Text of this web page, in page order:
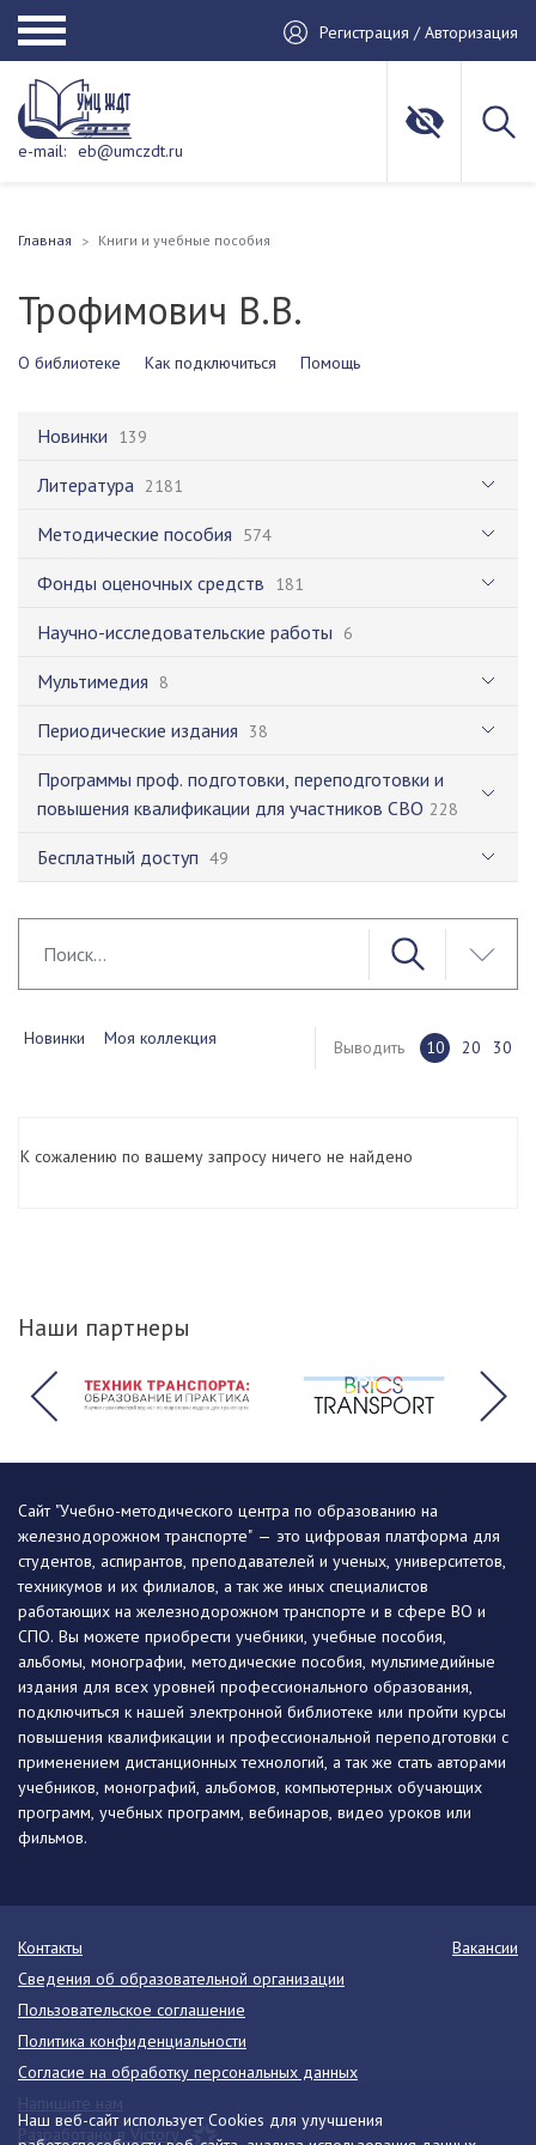
Регистрация / Авторизация
e-mail: eb@umczdt.ru
Главная Книги и учебные пособия
Трофимович В.В.
О библиотеке Как подключиться Помощь
Новинки 139
Литература 2181
Методические пособия 574
Фонды оценочных средств 181
Научно-исследовательские работы 6
Мультимедия 8
Периодические издания 38
Программы проф. подготовки, переподготовки и
повышения квалификации для участников СВО 228
Бесплатный доступ 49
Новинки Моя коллекция Выводить 10 20 30
К сожалению по вашему запросу ничего не найдено
Наши партнеры
Наш веб-сайт использует Cookies для улучшения
Сайт "Учебно-методического центра по образованию на
железнодорожном транспорте" — это цифровая платформа для
студентов, аспирантов, преподавателей и ученых, университетов,
техникумов и их филиалов, а так же иных специалистов
работающих на железнодорожном транспорте и в сфере ВО и
СПО. Вы можете приобрести учебники, учебные пособия,
альбомы, монографии, методические пособия, мультимедийные
издания для всех уровней профессионального образования,
подключиться к нашей электронной библиотеке или пройти курсы
повышения квалификации и профессиональной переподготовки с
применением дистанционных технологий, а так же стать авторами
учебников, монографий, альбомов, компьютерных обучающих
программ, учебных программ, вебинаров, видео уроков или
фильмов.
Контакты
Вакансии
Сведения об образовательной организации
Пользовательское соглашение
Политика конфиденциальности
Согласие на обработку персональных данных
Разработано в Victory